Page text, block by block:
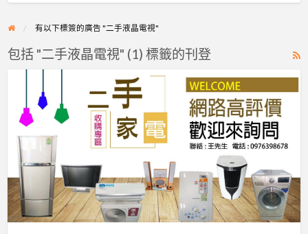
有以下標簽的廣告 "二手液晶電視"
包括 "二手液晶電視" (1) 標籤的刊登
手
家
收
購
冷